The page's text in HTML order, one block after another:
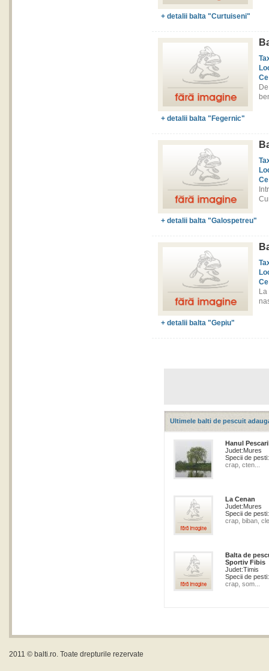
+ detalii balta "Curtuiseni"
+ detalii balta "Fegernic"
+ detalii balta "Galospetreu"
+ detalii balta "Gepiu"
Ultimele balti de pescuit
Hanul
Judet:Mures
Specii de pesti:
crap, cten...
La Cenan
Judet:Mures
Specii de pesti:
crap, biban,
Balta de
Sportiv Fibis
Judet:Timis
Specii de pesti:
crap, som...
2011 © balti.ro. Toate drepturile rezervate